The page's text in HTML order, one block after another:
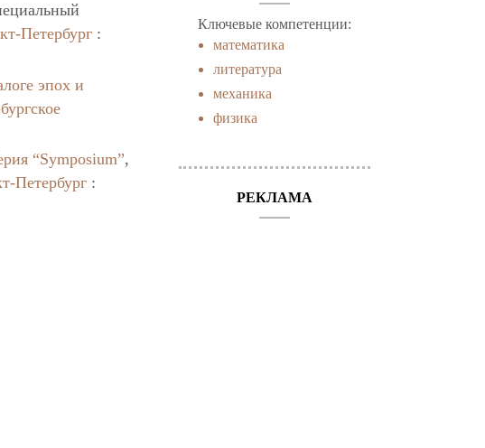
Петербург :
эпох и
“Symposium”,
Петербург :
Ключевые компетенции:
математика
литература
механика
физика
РЕКЛАМА